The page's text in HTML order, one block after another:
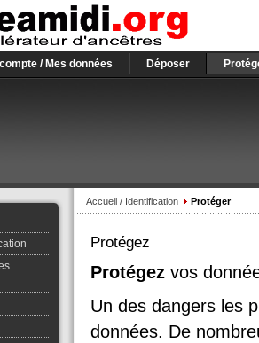
/ Mes données Déposer
Accueil / Identification Protéger
Protégez
Protégezvos
Un des dangers les
données. De